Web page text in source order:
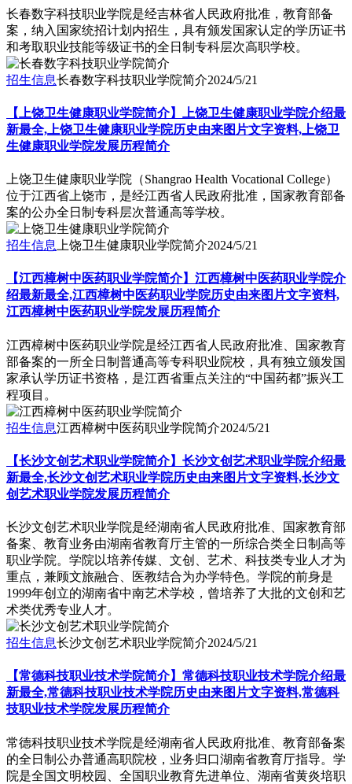
长春数字科技职业学院是经吉林省人民政府批准，教育部备
案，纳入国家统招计划内招生，具有颁发国家认定的学历证书
和考取职业技能等级证书的全日制专科层次高职学校。
招生信息长春数字科技职业学院简介2024/5/21
【上饶卫生健康职业学院简介】上饶卫生健康职业学院介绍最
新最全,上饶卫生健康职业学院历史由来图片文字资料,上饶卫
生健康职业学院发展历程简介
上饶卫生健康职业学院（Shangrao Health Vocational College）
位于江西省上饶市，是经江西省人民政府批准，国家教育部备
案的公办全日制专科层次普通高等学校。
招生信息 上饶卫生健康职业学院简介2024/5/21
【江西樟树中医药职业学院简介】江西樟树中医药职业学院介
绍最新最全,江西樟树中医药职业学院历史由来图片文字资料,
江西樟树中医药职业学院发展历程简介
江西樟树中医药职业学院是经江西省人民政府批准、国家教育
部备案的一所全日制普通高等专科职业院校，具有独立颁发国
家承认学历证书资格，是江西省重点关注的“中国药都”振兴工
程项目。
招生信息江西樟树中医药职业学院简介2024/5/21
【长沙文创艺术职业学院简介】长沙文创艺术职业学院介绍最
新最全,长沙文创艺术职业学院历史由来图片文字资料,长沙文
创艺术职业学院发展历程简介
​长沙文创艺术职业学院是经湖南省人民政府批准、国家教育部
备案、教育业务由湖南省教育厅主管的一所综合类全日制高等
职业学院。学院以培养传媒、文创、艺术、科技类专业人才为
重点，兼顾文旅融合、医教结合为办学特色。学院的前身是
1999年创立的湖南省中南艺术学校，曾培养了大批的文创和艺
术类优秀专业人才。
招生信息长沙文创艺术职业学院简介2024/5/21
【常德科技职业技术学院简介】常德科技职业技术学院介绍最
新最全,常德科技职业技术学院历史由来图片文字资料,常德科
技职业技术学院发展历程简介
常德科技职业技术学院是经湖南省人民政府批准、教育部备案
的全日制公办普通高职院校，业务归口湖南省教育厅指导。学
院是全国文明校园、全国职业教育先进单位、湖南省黄炎培职